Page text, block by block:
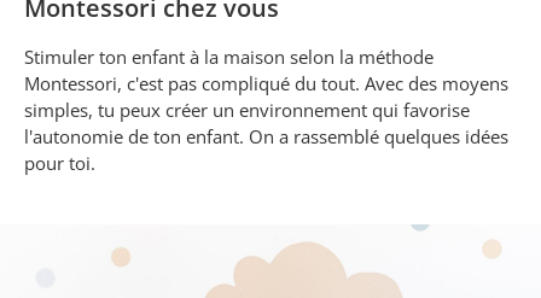
Montessori chez vous
Stimuler ton enfant à la maison selon la méthode
Montessori, c'est pas compliqué du tout. Avec des moyens
simples, tu peux créer un environnement qui favorise
l'autonomie de ton enfant. On a rassemblé quelques idées
pour toi.